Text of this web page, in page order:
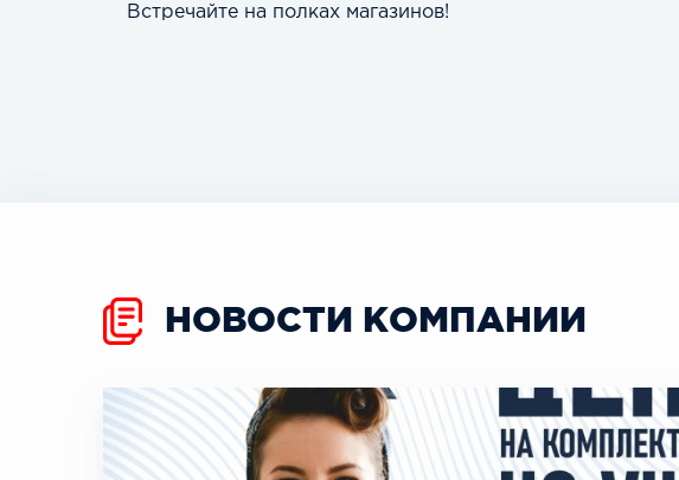
Встречайте на полках магазинов!
НОВОСТИ КОМПАНИИ